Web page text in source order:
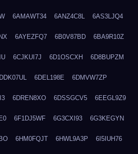
6AMAWT34 6ANZ4C8L 6AS3LJQ4
6AYEZFQ7 6B0V87BD 6BA9R10Z
6CJKUI7J 6D1OSCXH 6D8BUPZM
6DEL198E 6DMVW7ZP
6DREN8XO 6DSSGCV5 6EEGL9Z9
6F1DJ5WF 6G3CXI93 6G3KEGYN
6HM0FQJT 6HWL9A3P 6I5IUH76